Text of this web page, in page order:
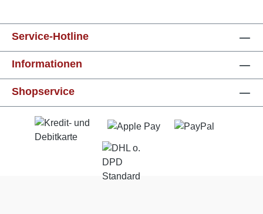
Service-Hotline
Informationen
Shopservice